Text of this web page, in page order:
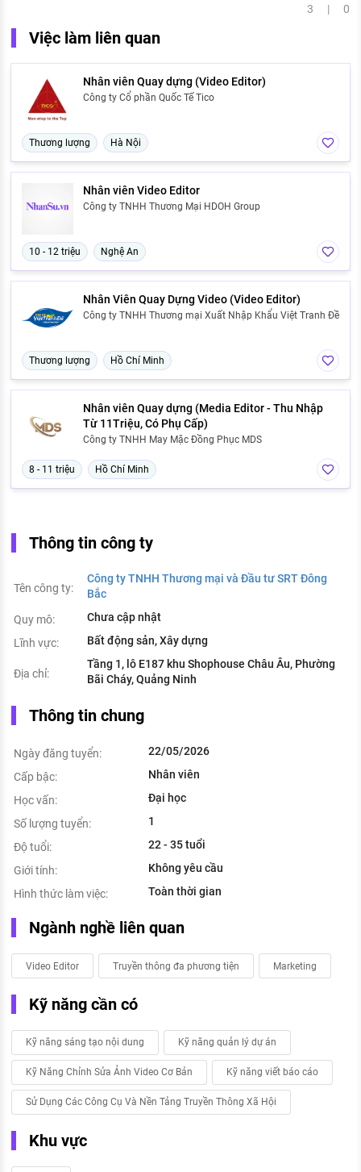
3 | 0
Việc làm liên quan
Nhân viên Quay dựng (Video Editor)
Công ty Cổ phần Quốc Tế Tico
Thương lượng Hà Nội
Nhân viên Video Editor
Công ty TNHH Thương Mại HDOH Group
10 - 12 triệu Nghệ An
Nhân Viên Quay Dựng Video (Video Editor)
Công ty TNHH Thương mại Xuất Nhập Khẩu Việt Tranh Đề
Thương lượng Hồ Chí Minh
Nhân viên Quay dựng (Media Editor - Thu Nhập
Từ 11Triệu, Có Phụ Cấp)
Công ty TNHH May Mặc Đồng Phục MDS
8 - 11 triệu Hồ Chí Minh
Thông tin công ty
Tên công ty:
Công ty TNHH Thương mại và Đầu tư SRT Đông
Bắc
Quy mô:
Chưa cập nhật
Lĩnh vực:
Bất động sản, Xây dựng
Địa chỉ:
Tầng 1, lô E187 khu Shophouse Châu Âu, Phường
Bãi Cháy, Quảng Ninh
Thông tin chung
Ngày đăng tuyển:
22/05/2026
Cấp bậc:
Nhân viên
Học vấn:
Đại học
Số lượng tuyển:
1
Độ tuổi:
22 - 35 tuổi
Giới tính:
Không yêu cầu
Hình thức làm việc:
Toàn thời gian
Ngành nghề liên quan
Video Editor Truyền thông đa phương tiện Marketing
Kỹ năng cần có
Kỹ năng sáng tạo nội dung Kỹ năng quản lý dự án
Kỹ Năng Chỉnh Sửa Ảnh Video Cơ Bản Kỹ năng viết báo cáo
Sử Dụng Các Công Cụ Và Nền Tảng Truyền Thông Xã Hội
Khu vực